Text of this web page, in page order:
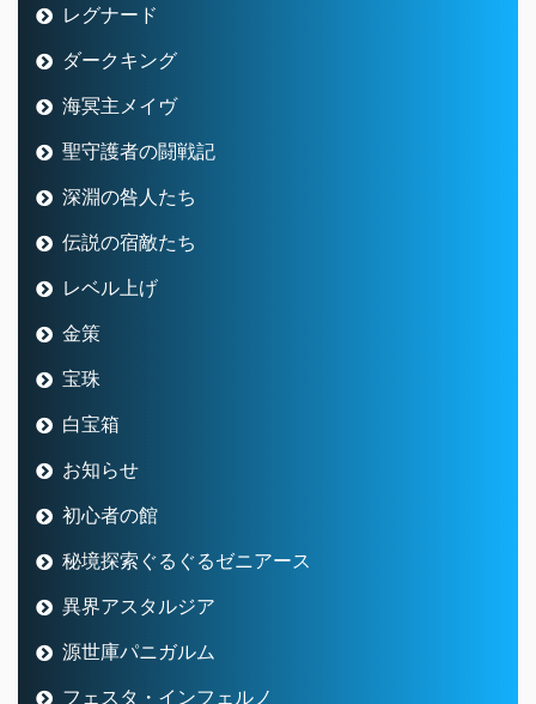
レグナード
ダークキング
海冥主メイヴ
聖守護者の闘戦記
深淵の咎人たち
伝説の宿敵たち
レベル上げ
金策
宝珠
白宝箱
お知らせ
初心者の館
秘境探索ぐるぐるゼニアース
異界アスタルジア
源世庫パニガルム
フェスタ・インフェルノ